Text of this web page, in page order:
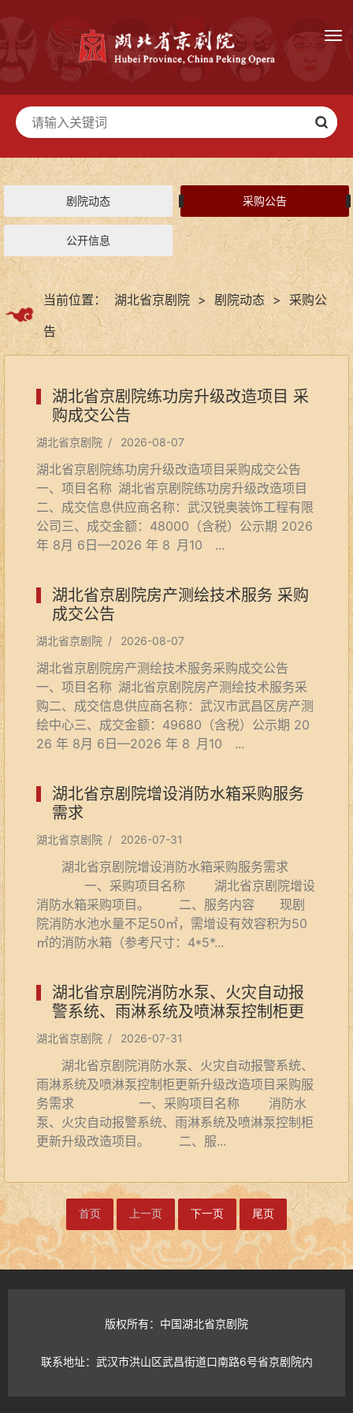
剧院动态 采购公告
公开信息
当前位置： 湖北省京剧院 > 剧院动态 > 采购公
告
湖北省京剧院练功房升级改造项目 采
购成交公告
湖北省京剧院 / 2026-08-07
湖北省京剧院练功房升级改造项目采购成交公告
一、项目名称 湖北省京剧院练功房升级改造项目
二、成交信息供应商名称：武汉锐奥装饰工程有限
公司三、成交金额：48000（含税）公示期 2026
年 8月 6日—2026 年 8 月10 ...
湖北省京剧院房产测绘技术服务 采购
成交公告
湖北省京剧院 / 2026-08-07
湖北省京剧院房产测绘技术服务采购成交公告
一、项目名称 湖北省京剧院房产测绘技术服务采
购二、成交信息供应商名称：武汉市武昌区房产测
绘中心三、成交金额：49680（含税）公示期 20
26 年 8月 6日—2026 年 8 月10 ...
湖北省京剧院增设消防水箱采购服务
需求
湖北省京剧院 / 2026-07-31
湖北省京剧院增设消防水箱采购服务需求
一、采购项目名称 湖北省京剧院增设
消防水箱采购项目。 二、服务内容 现剧
院消防水池水量不足50㎡，需增设有效容积为50
㎡的消防水箱（参考尺寸：4*5*...
湖北省京剧院消防水泵、火灾自动报
警系统、雨淋系统及喷淋泵控制柜更
新升级改...
湖北省京剧院 / 2026-07-31
湖北省京剧院消防水泵、火灾自动报警系统、
雨淋系统及喷淋泵控制柜更新升级改造项目采购服
务需求 一、采购项目名称 消防水
泵、火灾自动报警系统、雨淋系统及喷淋泵控制柜
更新升级改造项目。 二、服...
首页 上一页 下一页 尾页
版权所有：中国湖北省京剧院
联系地址：武汉市洪山区武昌街道口南路6号省京剧院内